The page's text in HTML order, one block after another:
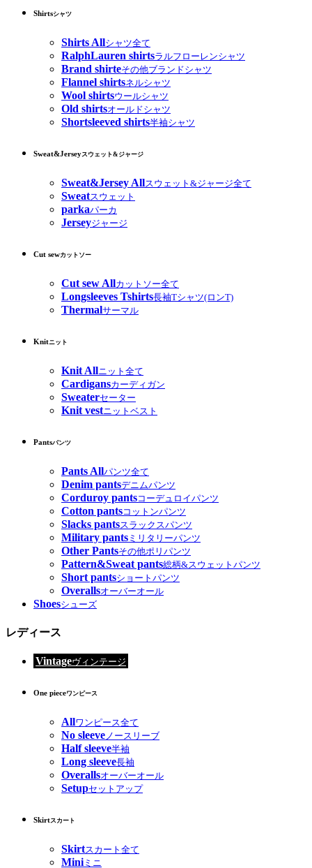
Shirtsシャツ
Shirts Allシャツ全て
RalphLauren shirtsラルフローレンシャツ
Brand shirteその他ブランドシャツ
Flannel shirtsネルシャツ
Wool shirtsウールシャツ
Old shirtsオールドシャツ
Shortsleeved shirts半袖シャツ
Sweat&Jerseyスウェット&ジャージ
Sweat&Jersey Allスウェット&ジャージ全て
Sweatスウェット
parkaパーカ
Jerseyジャージ
Cut sewカットソー
Cut sew Allカットソー全て
Longsleeves Tshirts長袖Tシャツ(ロンT)
Thermalサーマル
Knitニット
Knit Allニット全て
Cardigansカーディガン
Sweaterセーター
Knit vestニットベスト
Pantsパンツ
Pants Allパンツ全て
Denim pantsデニムパンツ
Corduroy pantsコーデュロイパンツ
Cotton pantsコットンパンツ
Slacks pantsスラックスパンツ
Military pants ミリタリーパンツ
Other Pantsその他ポリパンツ
Pattern&Sweat pants総柄&スウェットパンツ
Short pantsショートパンツ
Overallsオーバーオール
Shoesシューズ
レディース
Vintageヴィンテージ
One pieceワンピース
Allワンピース全て
No sleeveノースリーブ
Half sleeve半袖
Long sleeve長袖
Overallsオーバーオール
Setupセットアップ
Skirtスカート
Skirtスカート全て
Miniミニ